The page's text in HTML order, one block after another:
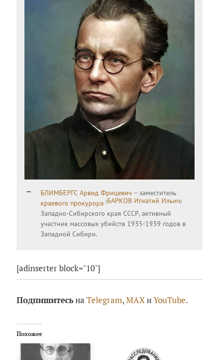
БЛИМБЕРГС Арвид Фрицевич – заместитель
краевого прокурора (БАРКОВ Игнатий Ильич)
Западно-Сибирского края СССР, активный
участник массовых убийств 1935-1939 годов в
Западной Сибири.
[adinserter block="10"]
ПодпишитесьнаTelegram,MAXиYouTube.
Похожее